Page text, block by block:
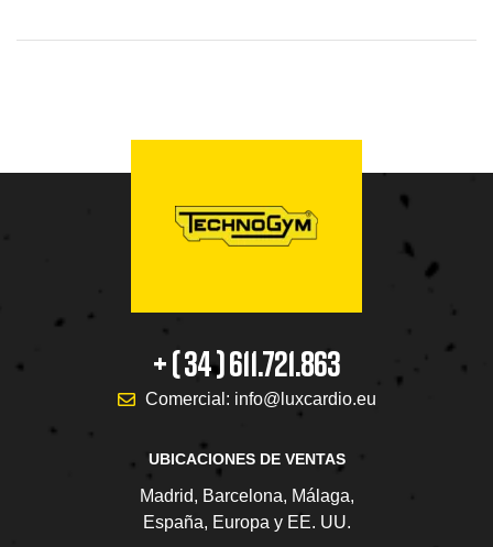
+ ( 34 ) 611.721.863
Comercial: info@luxcardio.eu
UBICACIONES DE VENTAS
Madrid, Barcelona, Málaga,
España, Europa y EE. UU.